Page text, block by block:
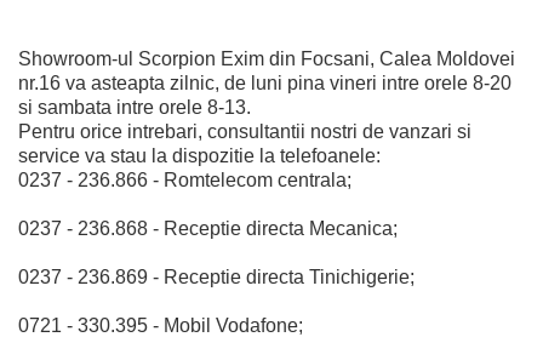
Showroom-ul Scorpion Exim din Focsani, Calea Moldovei
nr.16 va asteapta zilnic, de luni pina vineri intre orele 8-20
si sambata intre orele 8-13.
Pentru orice intrebari, consultantii nostri de vanzari si
service va stau la dispozitie la telefoanele:
0237 - 236.866 - Romtelecom centrala;
0237 - 236.868 - Receptie directa Mecanica;
0237 - 236.869 - Receptie directa Tinichigerie;
0721 - 330.395 - Mobil Vodafone;